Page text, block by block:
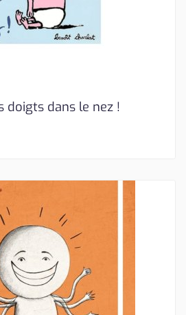
doigts dans le nez !